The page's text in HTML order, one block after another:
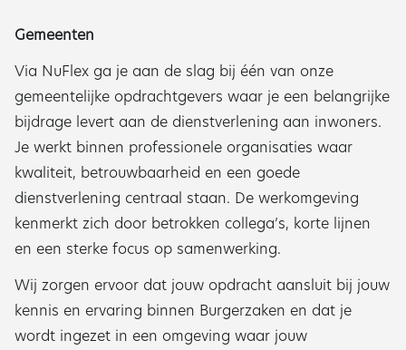
Gemeenten
Via NuFlex ga je aan de slag bij één van onze
gemeentelijke opdrachtgevers waar je een belangrijke
bijdrage levert aan de dienstverlening aan inwoners.
Je werkt binnen professionele organisaties waar
kwaliteit, betrouwbaarheid en een goede
dienstverlening centraal staan. De werkomgeving
kenmerkt zich door betrokken collega’s, korte lijnen
en een sterke focus op samenwerking.
Wij zorgen ervoor dat jouw opdracht aansluit bij jouw
kennis en ervaring binnen Burgerzaken en dat je
wordt ingezet in een omgeving waar jouw